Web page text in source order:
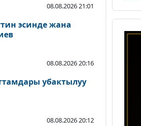
08.08.2026 21:01
эсинде жана
08.08.2026 20:16
убактылуу
08.08.2026 20:12